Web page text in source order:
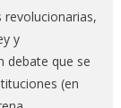
revolucionarias,
y
debate que se
(en